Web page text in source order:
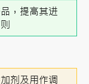
，提高其进
剂及用作调